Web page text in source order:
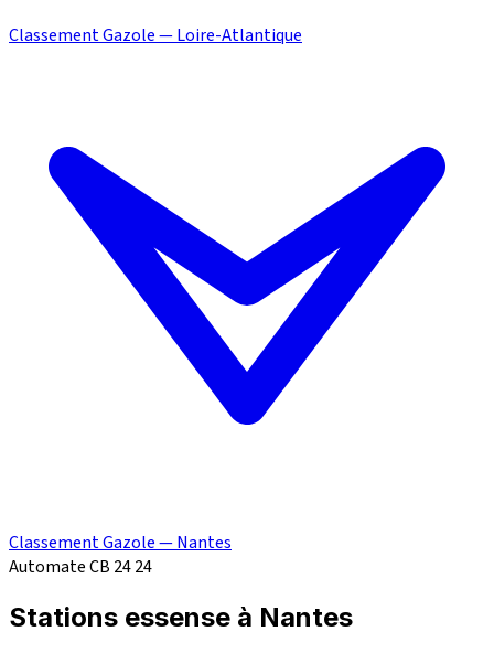
Classement Gazole — Loire-Atlantique
Classement Gazole — Nantes
Automate CB 2424
Stations essense à Nantes